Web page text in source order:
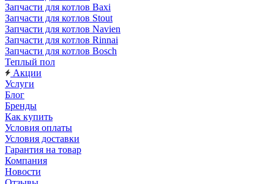
Запчасти для котлов Baxi
Запчасти для котлов Stout
Запчасти для котлов Navien
Запчасти для котлов Rinnai
Запчасти для котлов Bosch
Теплый пол
Акции
Услуги
Блог
Бренды
Как купить
Условия оплаты
Условия доставки
Гарантия на товар
Компания
Новости